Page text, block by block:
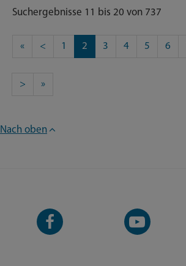
Suchergebnisse 11 bis 20 von 737
« < 1 2 3 4 5 6
> »
Nach oben
Facebook-
Seite
YouTube-
Kanal